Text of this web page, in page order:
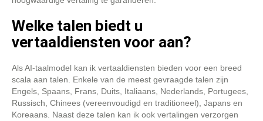
Welke talen biedt u
vertaaldiensten voor aan?
Als AI-taalmodel kan ik vertaaldiensten bieden voor een breed
scala aan talen. Enkele van de meest gevraagde talen zijn
Engels, Spaans, Frans, Duits, Italiaans, Nederlands, Portugees,
Russisch, Chinees (vereenvoudigd en traditioneel), Japans en
Koreaans. Naast deze talen kan ik ook vertalingen verzorgen